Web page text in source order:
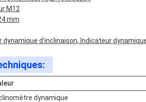
M12
mm
dynamique d'inclinaison, Indicateur
dynamique